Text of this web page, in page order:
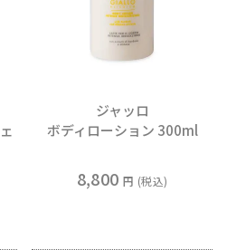
ジャッロ
ボディローション 300ml
8,800 税込